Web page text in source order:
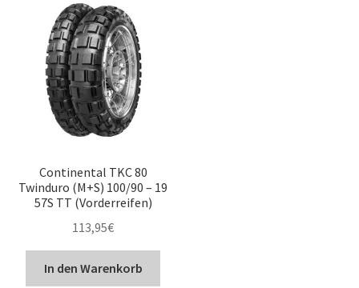
Continental TKC 80
Twinduro (M+S) 100/90 – 19
57S TT (Vorderreifen)
113,95€
In den Warenkorb